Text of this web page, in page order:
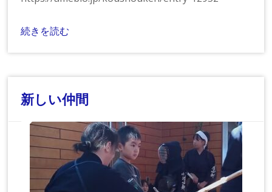
続きを読む
新しい仲間